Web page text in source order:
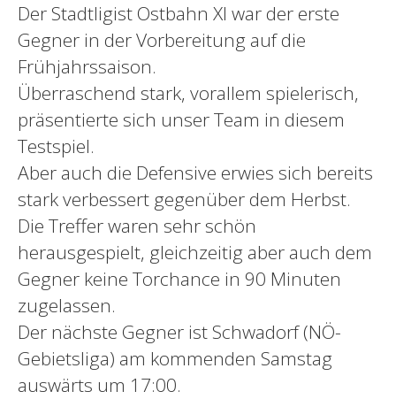
Der Stadtligist Ostbahn XI war der erste
Gegner in der Vorbereitung auf die
Frühjahrssaison.
Überraschend stark, vorallem spielerisch,
präsentierte sich unser Team in diesem
Testspiel.
Aber auch die Defensive erwies sich bereits
stark verbessert gegenüber dem Herbst.
Die Treffer waren sehr schön
herausgespielt, gleichzeitig aber auch dem
Gegner keine Torchance in 90 Minuten
zugelassen.
Der nächste Gegner ist Schwadorf (NÖ-
Gebietsliga) am kommenden Samstag
auswärts um 17:00.